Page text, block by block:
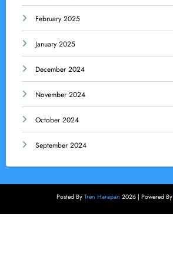
February 2025
January 2025
December 2024
November 2024
October 2024
September 2024
Posted By Tren Harapan 2026 | Powered By